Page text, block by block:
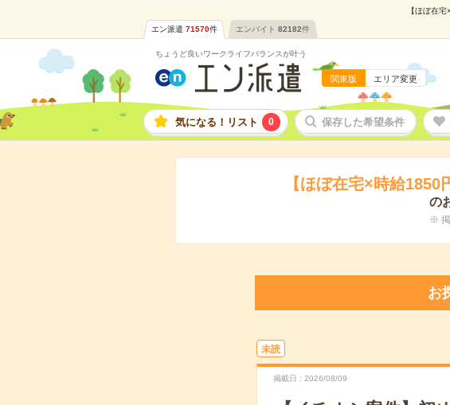
【ほぼ在
エン派遣 71570件 エンバイト 82182件
ちょうど良いワークライフバランスが叶う
関東版 エリア変更
気になる！リスト 0 保存した希望条件
【ほぼ在宅×時給
の
※
お
未読
掲載日 2026/08/09